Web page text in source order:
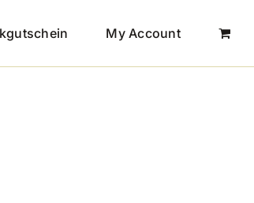
My Account